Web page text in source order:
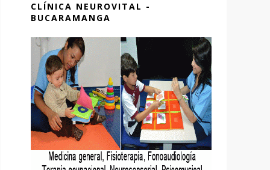
CLÍNICA NEUROVITAL -
BUCARAMANGA